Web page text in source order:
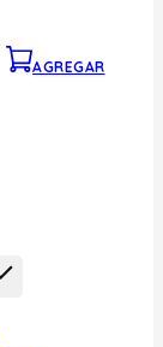
AGREGAR